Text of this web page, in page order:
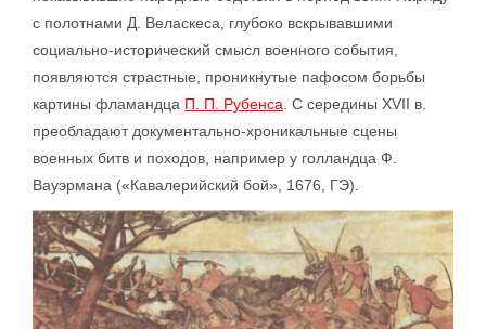
с полотнами Д. Веласкеса, глубоко вскрывавшими
социально-исторический смысл военного события,
появляются страстные, проникнутые пафосом борьбы
картины фламандца П. П. Рубенса. С середины XVII в.
преобладают документально-хроникальные сцены
военных битв и походов, например у голландца Ф.
Вауэрмана («Кавалерийский бой», 1676, ГЭ).